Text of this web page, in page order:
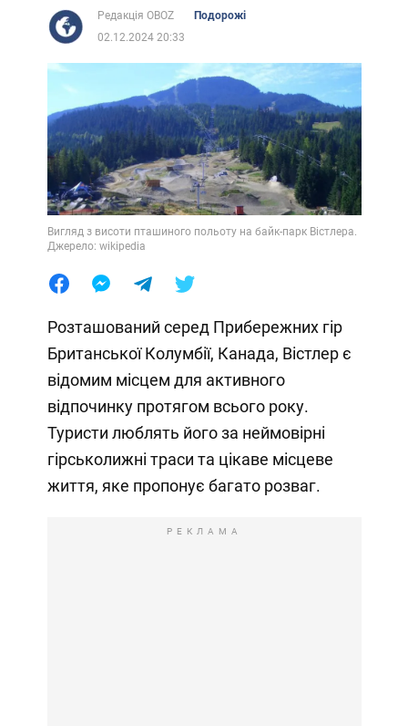
Редакція OBOZ
Подорожі
02.12.2024 20:33
Вигляд з висоти пташиного польоту на байк-парк Вістлера.
Джерело: wikipedia
Розташований серед Прибережних гір
Британської Колумбії, Канада, Вістлер є
відомим місцем для активного
відпочинку протягом всього року.
Туристи люблять його за неймовірні
гірськолижні траси та цікаве місцеве
життя, яке пропонує багато розваг.
РЕКЛАМА